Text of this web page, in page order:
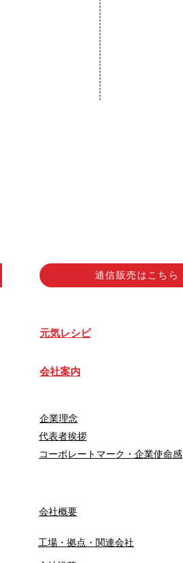
通信販売はこちら
​元気レシピ
会社案内
企業理念
代表者挨拶
コーポレートマーク・企業使命感
会社概要
工場・拠点・関連会社